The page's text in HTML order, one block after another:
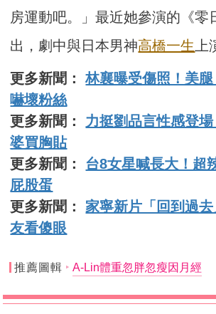
房運動吧。」最近她參演的《零
出，劇中與日本男神高橋一生
更多新聞：林襄曝受傷照！美腿
嚇壞粉絲
更多新聞： 力挺劉品言性感登
婆買胸貼
更多新聞： 台8女星喊長大！超
屁股蛋
更多新聞： 家寧新片「回到過
友看傻眼
推薦圖輯 A-Lin體重忽胖忽瘦因月經